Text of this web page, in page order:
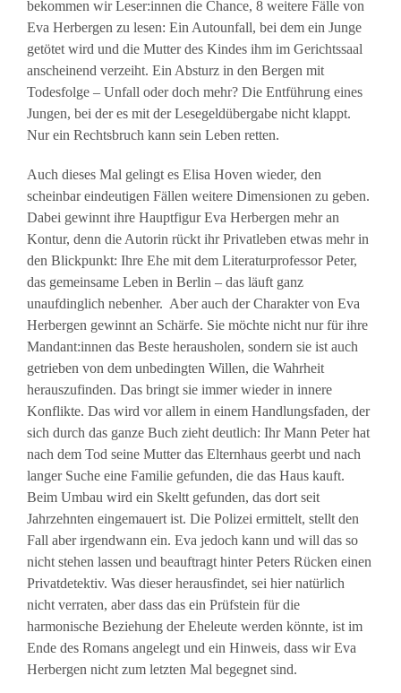
bekommen wir Leser:innen die Chance, 8 weitere Fälle von
Eva Herbergen zu lesen: Ein Autounfall, bei dem ein Junge
getötet wird und die Mutter des Kindes ihm im Gerichtssaal
anscheinend verzeiht. Ein Absturz in den Bergen mit
Todesfolge – Unfall oder doch mehr? Die Entführung eines
Jungen, bei der es mit der Lesegeldübergabe nicht klappt.
Nur ein Rechtsbruch kann sein Leben retten.
Auch dieses Mal gelingt es Elisa Hoven wieder, den
scheinbar eindeutigen Fällen weitere Dimensionen zu geben.
Dabei gewinnt ihre Hauptfigur Eva Herbergen mehr an
Kontur, denn die Autorin rückt ihr Privatleben etwas mehr in
den Blickpunkt: Ihre Ehe mit dem Literaturprofessor Peter,
das gemeinsame Leben in Berlin – das läuft ganz
unaufdinglich nebenher. Aber auch der Charakter von Eva
Herbergen gewinnt an Schärfe. Sie möchte nicht nur für ihre
Mandant:innen das Beste herausholen, sondern sie ist auch
getrieben von dem unbedingten Willen, die Wahrheit
herauszufinden. Das bringt sie immer wieder in innere
Konflikte. Das wird vor allem in einem Handlungsfaden, der
sich durch das ganze Buch zieht deutlich: Ihr Mann Peter hat
nach dem Tod seine Mutter das Elternhaus geerbt und nach
langer Suche eine Familie gefunden, die das Haus kauft.
Beim Umbau wird ein Skeltt gefunden, das dort seit
Jahrzehnten eingemauert ist. Die Polizei ermittelt, stellt den
Fall aber irgendwann ein. Eva jedoch kann und will das so
nicht stehen lassen und beauftragt hinter Peters Rücken einen
Privatdetektiv. Was dieser herausfindet, sei hier natürlich
nicht verraten, aber dass das ein Prüfstein für die
harmonische Beziehung der Eheleute werden könnte, ist im
Ende des Romans angelegt und ein Hinweis, dass wir Eva
Herbergen nicht zum letzten Mal begegnet sind.